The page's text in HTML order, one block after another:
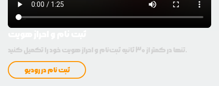
تنها در کمتر از 30 ثانیه ثبت‌نام و احراز هویت خود را تکمیل کنید.
ثبت نام در رودیو